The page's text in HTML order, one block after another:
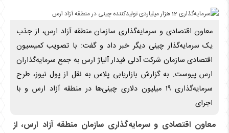
معاون اقتصادی و سرمایه‌گذاری سازمان منطقه آزاد ارس، از جذب
یک سرمایه‌گذار چینی دیگر خبر داد و گفت: با تصویب کمیسیون
اقتصادی سازمان شرکت آدلی فیدار آلیاژ ارس به جمع سرمایه‌گذاران
ارس پیوست. به گزارش بازاریابی پلاس به نقل از پول نیوز، طرح
سرمایه‌گذاری ۱۹ میلیون دلاری چینی‌ها در منطقه آزاد ارس و با
اجرای
معاون اقتصادی و سرمایه‌گذاری سازمان منطقه آزاد ارس، از